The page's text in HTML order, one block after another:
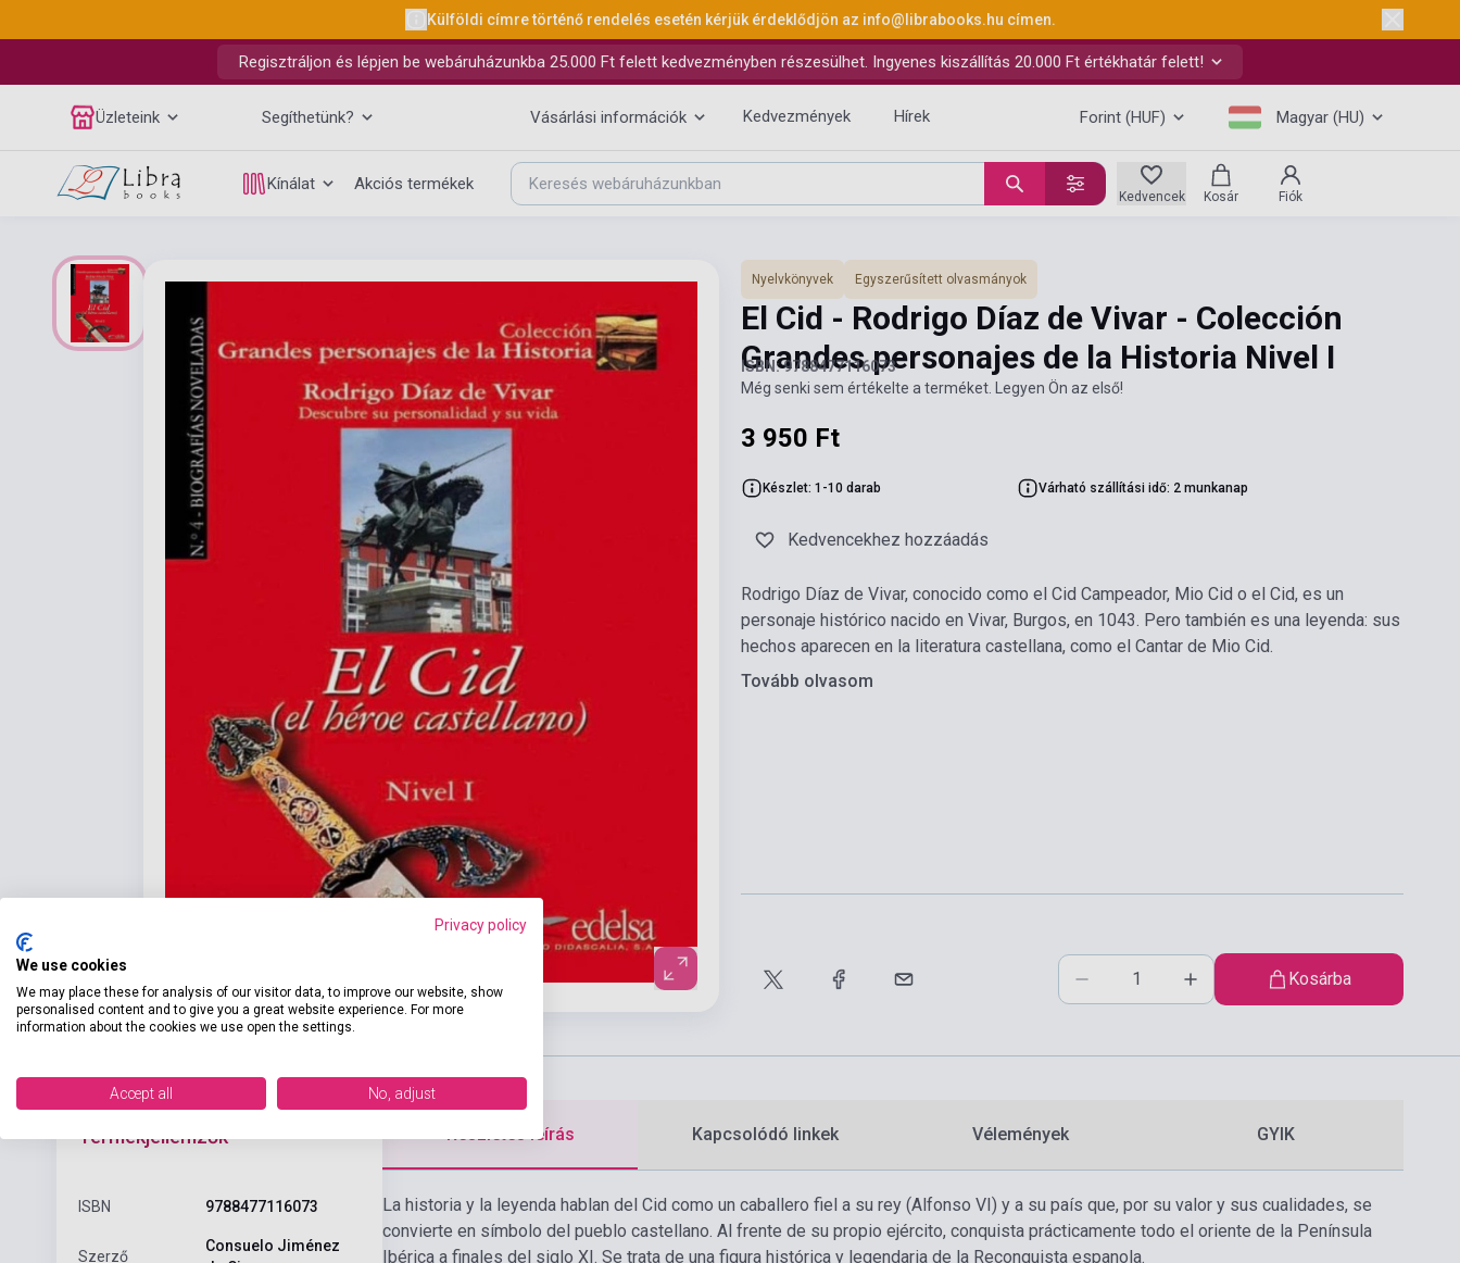
Külföldi címre történő rendelés esetén kérjük érdeklődjön az info@librabooks.hu címen.
Regisztráljon és lépjen be webáruházunkba 25.000 Ft felett kedvezményben részesülhet. Ingyenes kiszállítás 20.000 Ft értékhatár felett!
Üzleteink Segíthetünk? Vásárlási információk Kedvezmények Hírek Forint (HUF) Magyar (HU)
Kínálat Akciós termékek
Kedvencek Kosár Fiók
Nyelvkönyvek Egyszerűsített olvasmányok
El Cid - Rodrigo Díaz de Vivar - Colección
Grandes personajes de la Historia Nivel I
ISBN: 9788477116073
Még senki sem értékelte a terméket. Legyen Ön az első!
3 950 Ft
Készlet: 1-10 darab Várható szállítási idő: 2 munkanap
Kedvencekhez hozzáadás
Rodrigo Díaz de Vivar, conocido como el Cid Campeador, Mio Cid o el Cid, es un
personaje histórico nacido en Vivar, Burgos, en 1043. Pero también es una leyenda: sus
hechos aparecen en la literatura castellana, como el Cantar de Mio Cid.
Tovább olvasom
Kosárba
Termékjellemzők
ISBN 9788477116073
Szerző
Consuelo Jiménez
Részletes leírás Kapcsolódó linkek Vélemények GYIK
La historia y la leyenda hablan del Cid como un caballero fiel a su rey (Alfonso VI) y a su país que, por su valor y sus cualidades, se
convierte en símbolo del pueblo castellano. Al frente de su propio ejército, conquista prácticamente todo el oriente de la Península
Ibérica a finales del siglo XI. Se trata de una figura histórica y legendaria de la Reconquista espanola.
Privacy policy
We use cookies
We may place these for analysis of our visitor data, to improve our website, show
personalised content and to give you a great website experience. For more
information about the cookies we use open the settings.
Accept all No, adjust